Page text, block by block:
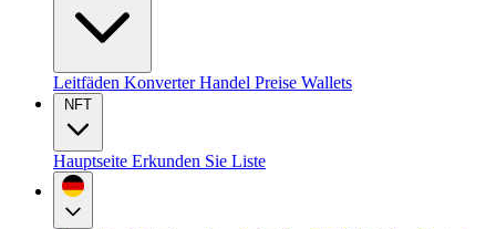
Leitfäden KonverterHandel Preise Wallets
NFT
Hauptseite Erkunden Sie Liste